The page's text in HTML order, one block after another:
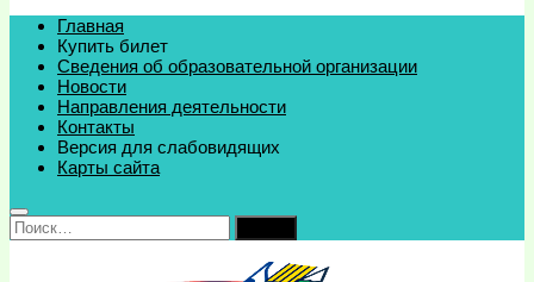
Главная
Купить билет
Сведения об образовательной организации
Новости
Направления деятельности
Контакты
Версия для слабовидящих
Карты сайта
Найти: